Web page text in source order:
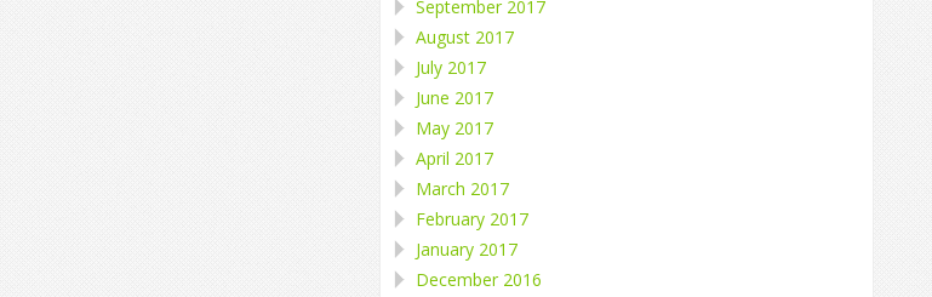
September 2017
August 2017
July 2017
June 2017
May 2017
April 2017
March 2017
February 2017
January 2017
December 2016